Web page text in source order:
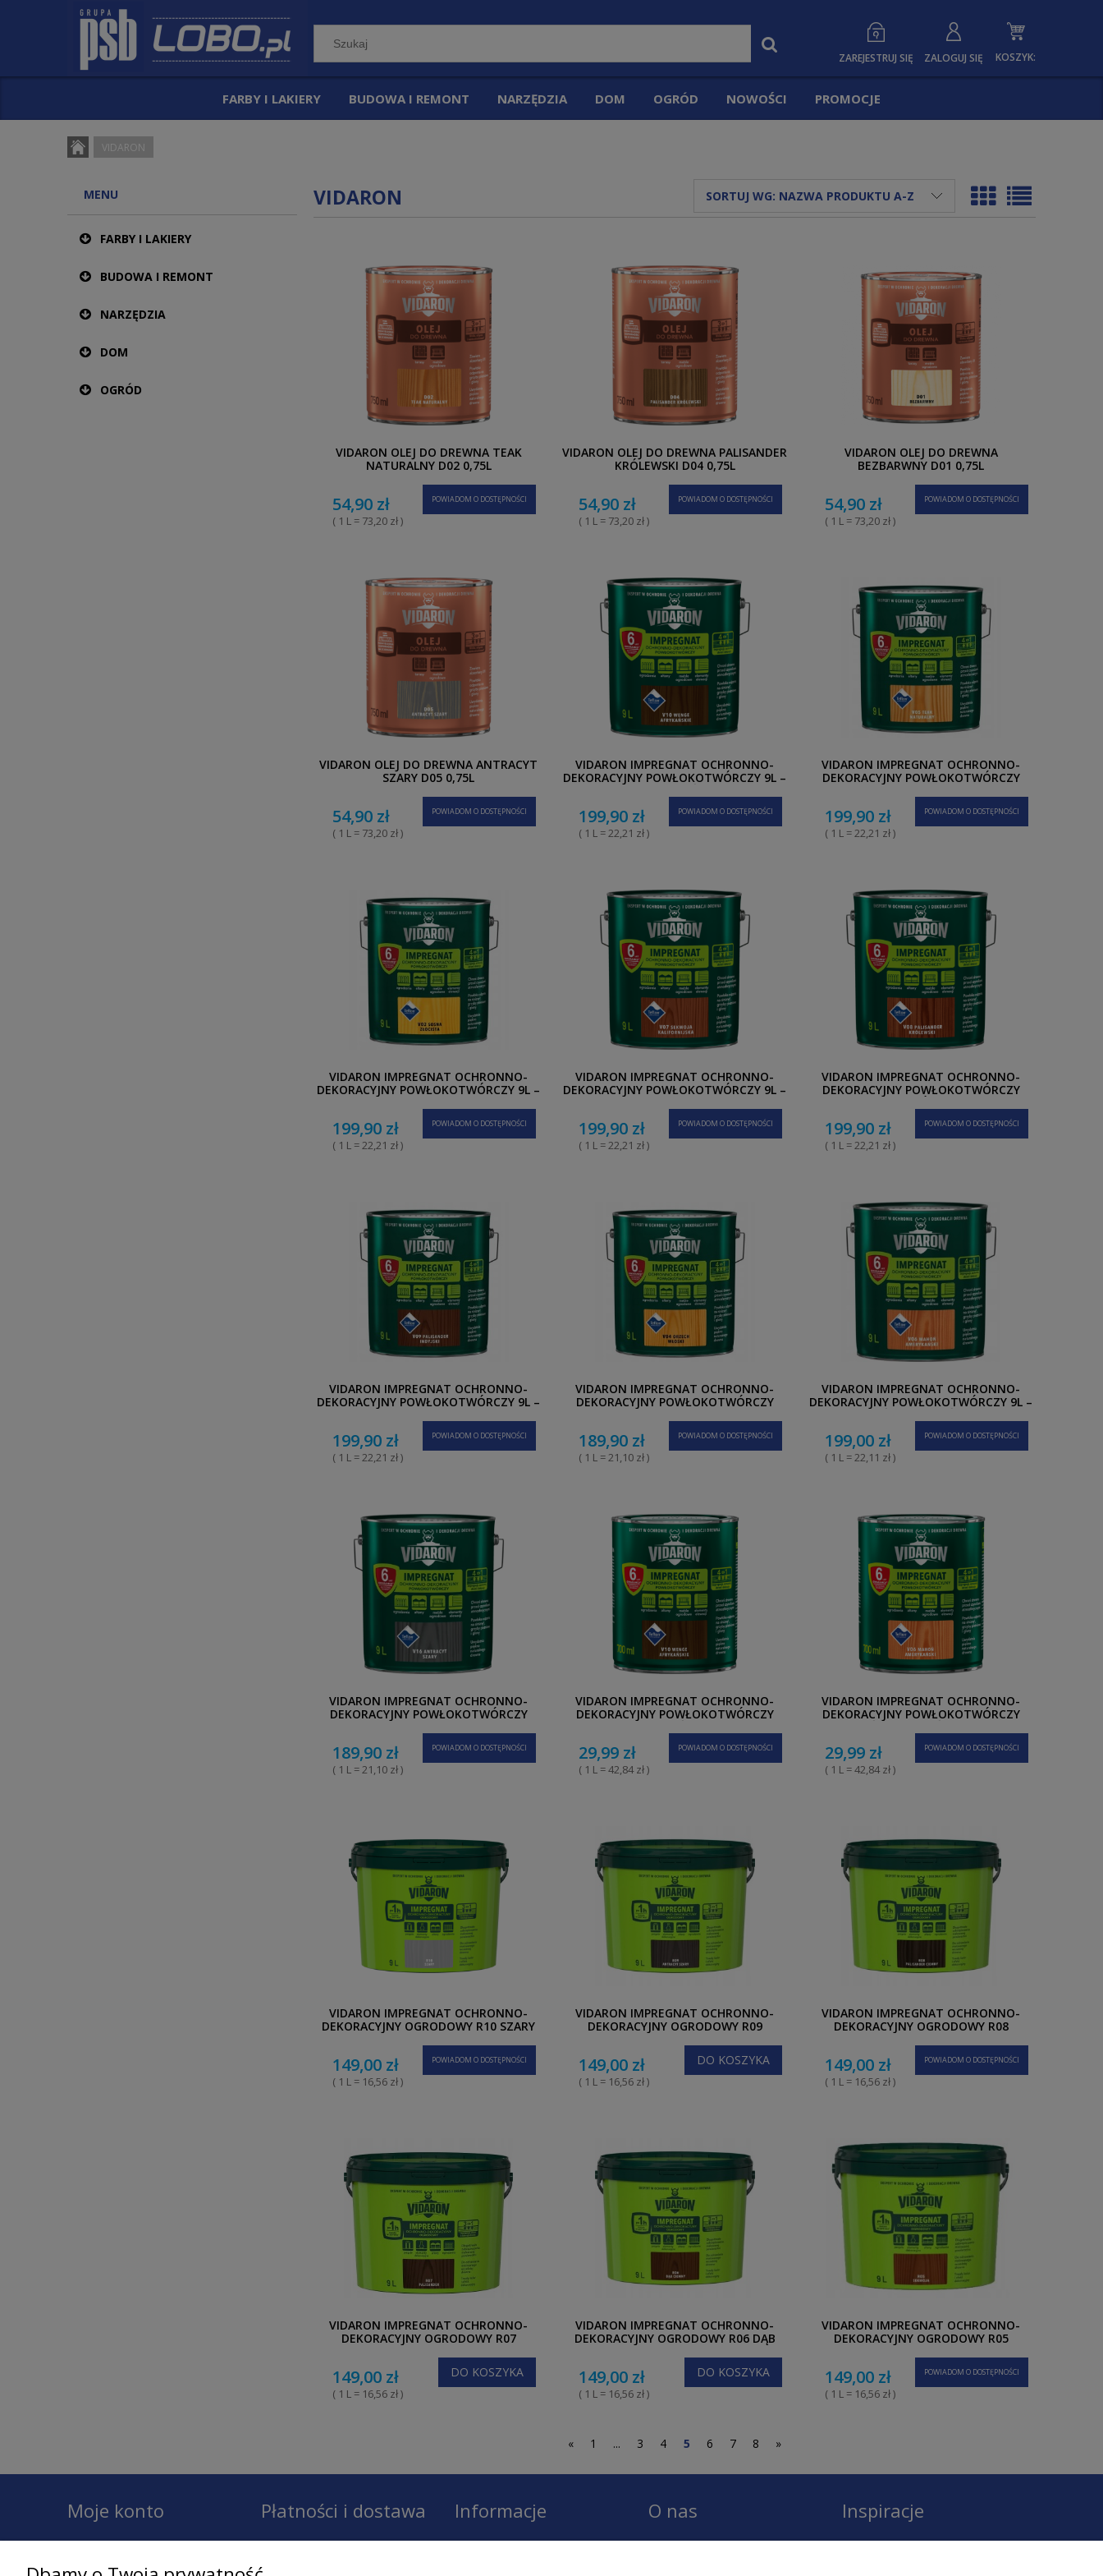
KOSZYK:
ZAREJESTRUJ SIĘ ZALOGUJ SIĘ
FARBY I LAKIERY BUDOWA I REMONT NARZĘDZIA DOM OGRÓD NOWOŚCI PROMOCJE
VIDARON
MENU
FARBY I LAKIERY
BUDOWA I REMONT
NARZĘDZIA
DOM
OGRÓD
VIDARON SORTUJ WG: NAZWA PRODUKTU A-Z
VIDARON OLEJ DO DREWNA TEAK
NATURALNY D02 0,75L
54,90 zł
( 1 L = 73,20 zł )
POWIADOM O DOSTĘPNOŚCI
VIDARON OLEJ DO DREWNA PALISANDER
KRÓLEWSKI D04 0,75L
54,90 zł
( 1 L = 73,20 zł )
POWIADOM O DOSTĘPNOŚCI
VIDARON OLEJ DO DREWNA
BEZBARWNY D01 0,75L
54,90 zł
( 1 L = 73,20 zł )
POWIADOM O DOSTĘPNOŚCI
VIDARON OLEJ DO DREWNA ANTRACYT
SZARY D05 0,75L
54,90 zł
( 1 L = 73,20 zł )
POWIADOM O DOSTĘPNOŚCI
VIDARON IMPREGNAT OCHRONNO-
DEKORACYJNY POWŁOKOTWÓRCZY 9L –
199,90 zł
( 1 L = 22,21 zł )
POWIADOM O DOSTĘPNOŚCI
VIDARON IMPREGNAT OCHRONNO-
DEKORACYJNY POWŁOKOTWÓRCZY
199,90 zł
( 1 L = 22,21 zł )
POWIADOM O DOSTĘPNOŚCI
VIDARON IMPREGNAT OCHRONNO-
DEKORACYJNY POWŁOKOTWÓRCZY 9L –
199,90 zł
( 1 L = 22,21 zł )
POWIADOM O DOSTĘPNOŚCI
VIDARON IMPREGNAT OCHRONNO-
DEKORACYJNY POWŁOKOTWÓRCZY 9L –
199,90 zł
( 1 L = 22,21 zł )
POWIADOM O DOSTĘPNOŚCI
VIDARON IMPREGNAT OCHRONNO-
DEKORACYJNY POWŁOKOTWÓRCZY
199,90 zł
( 1 L = 22,21 zł )
POWIADOM O DOSTĘPNOŚCI
VIDARON IMPREGNAT OCHRONNO-
DEKORACYJNY POWŁOKOTWÓRCZY 9L –
199,90 zł
( 1 L = 22,21 zł )
POWIADOM O DOSTĘPNOŚCI
VIDARON IMPREGNAT OCHRONNO-
DEKORACYJNY POWŁOKOTWÓRCZY
189,90 zł
( 1 L = 21,10 zł )
POWIADOM O DOSTĘPNOŚCI
VIDARON IMPREGNAT OCHRONNO-
DEKORACYJNY POWŁOKOTWÓRCZY 9L –
199,00 zł
( 1 L = 22,11 zł )
POWIADOM O DOSTĘPNOŚCI
VIDARON IMPREGNAT OCHRONNO-
DEKORACYJNY POWŁOKOTWÓRCZY
189,90 zł
( 1 L = 21,10 zł )
POWIADOM O DOSTĘPNOŚCI
VIDARON IMPREGNAT OCHRONNO-
DEKORACYJNY POWŁOKOTWÓRCZY
29,99 zł
( 1 L = 42,84 zł )
POWIADOM O DOSTĘPNOŚCI
VIDARON IMPREGNAT OCHRONNO-
DEKORACYJNY POWŁOKOTWÓRCZY
29,99 zł
( 1 L = 42,84 zł )
POWIADOM O DOSTĘPNOŚCI
VIDARON IMPREGNAT OCHRONNO-
DEKORACYJNY OGRODOWY R10 SZARY
149,00 zł
( 1 L = 16,56 zł )
POWIADOM O DOSTĘPNOŚCI
VIDARON IMPREGNAT OCHRONNO-
DEKORACYJNY OGRODOWY R09
149,00 zł
( 1 L = 16,56 zł )
DO KOSZYKA
VIDARON IMPREGNAT OCHRONNO-
DEKORACYJNY OGRODOWY R08
149,00 zł
( 1 L = 16,56 zł )
POWIADOM O DOSTĘPNOŚCI
VIDARON IMPREGNAT OCHRONNO-
DEKORACYJNY OGRODOWY R07
149,00 zł
( 1 L = 16,56 zł )
DO KOSZYKA
VIDARON IMPREGNAT OCHRONNO-
DEKORACYJNY OGRODOWY R06 DĄB
149,00 zł
( 1 L = 16,56 zł )
DO KOSZYKA
VIDARON IMPREGNAT OCHRONNO-
DEKORACYJNY OGRODOWY R05
149,00 zł
( 1 L = 16,56 zł )
POWIADOM O DOSTĘPNOŚCI
« 1 ... 3 4 5 6 7 8 »
Moje konto Płatności i dostawa Informacje O nas Inspiracje